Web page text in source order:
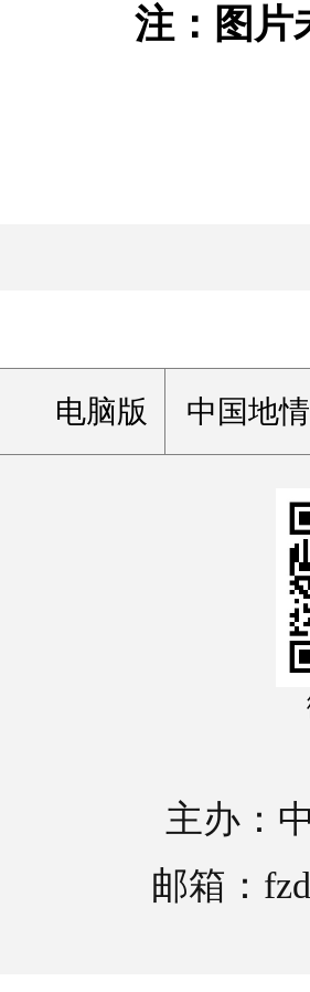
注：图片未
电脑版 中国地
主办：
邮箱：